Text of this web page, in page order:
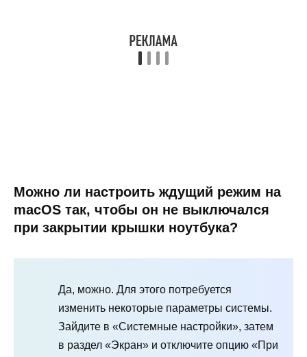
Можно ли настроить ждущий режим на
macOS так, чтобы он не выключался
при закрытии крышки ноутбука?
Да, можно. Для этого потребуется
изменить некоторые параметры системы.
Зайдите в «Системные настройки», затем
в раздел «Экран» и отключите опцию «При